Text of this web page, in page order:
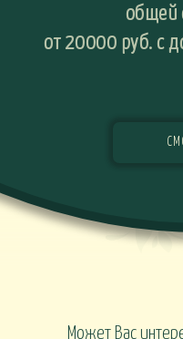
общей
от 20000 руб. с
Может Вас